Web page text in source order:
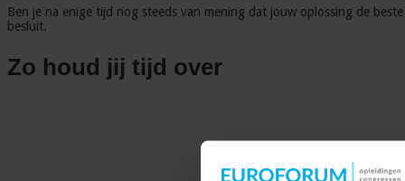
Ben je na enige tijd nog steeds van mening dat jouw oplossing de
besluit.
Zo houd jij tijd over